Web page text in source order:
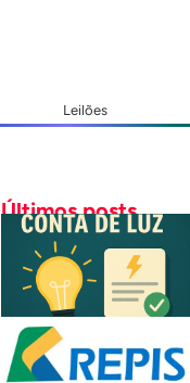
Leilões
Últimos posts